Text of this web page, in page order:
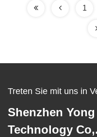
1
Treten Sie mit uns in
Shenzhen
Technology